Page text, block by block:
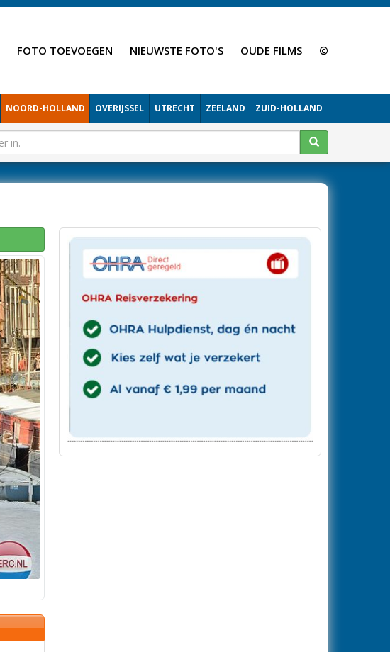
FOTO TOEVOEGEN NIEUWSTE FOTO'S OUDE FILMS ©
NOORD-HOLLAND OVERIJSSEL UTRECHT ZEELAND ZUID-HOLLAND